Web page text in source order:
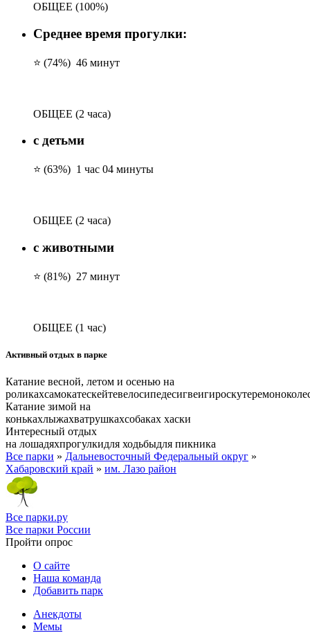
ОБЩЕЕ (100%)
Среднее время прогулки:
⭐ (74%) 46 минут
ОБЩЕЕ (2 часа)
с детьми
⭐ (63%) 1 час 04 минуты
ОБЩЕЕ (2 часа)
с животными
⭐ (81%) 27 минут
ОБЩЕЕ (1 час)
Активный отдых в парке
Катание весной, летом и осенью на
роликахсамокатескейтевелосипедесигвеигироскутере
Катание зимой на
конькахлыжахватрушкахсобаках хаски
Интересный отдых
на лошадяхпрогулкидля ходьбыдля пикника
Все парки » Дальневосточный Федеральный округ »
Хабаровский край » им. Лазо район
Все парки.ру
Все парки России
Пройти опрос
О сайте
Наша команда
Добавить парк
Анекдоты
Мемы